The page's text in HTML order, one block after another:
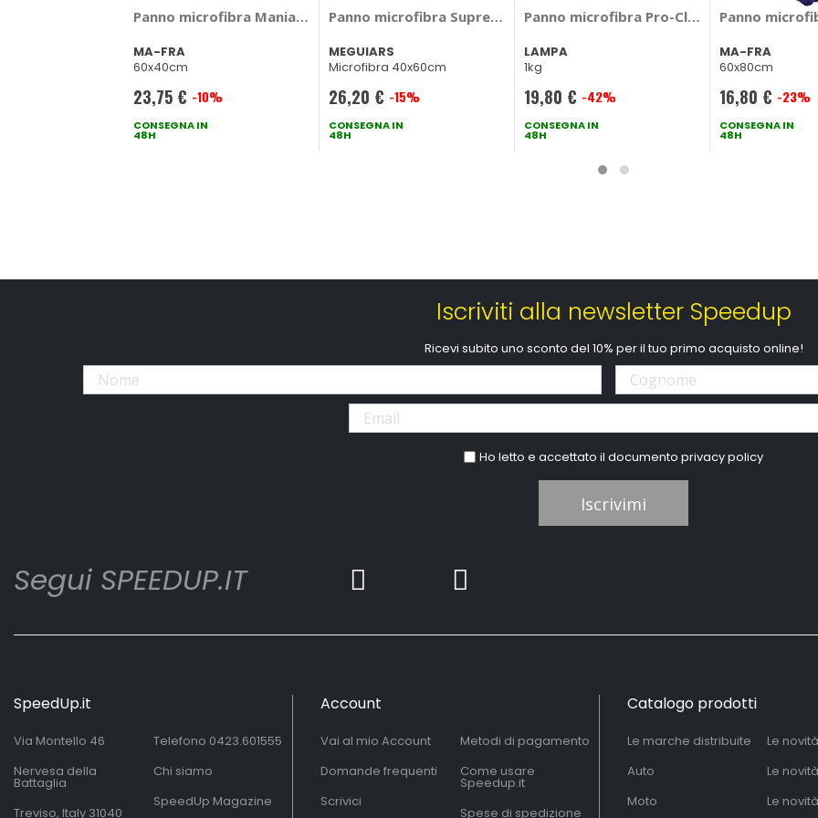
Panno microfibra Maniac - All Round Ultimate Innovative Microfiber Cloths - MA-FRA
MA-FRA
60x40cm
Prezzo
speciale
23,75 € -10%
CONSEGNA IN
48H
Panno microfibra Supreme Shine Microfiber Towel - MEGUIARS
MEGUIARS
Microfibra 40x60cm
Prezzo
speciale
26,20 € -15%
CONSEGNA IN
48H
Panno microfibra Pro-Clean - LAMPA
LAMPA
1kg
Prezzo
speciale
19,80 € -42%
CONSEGNA IN
48H
Panno
MA-FRA
60x80cm
Prezzo
speciale
16,80 € -23%
CONSEGNA IN
48H
Iscriviti alla newsletter Speedup
Ricevi subito uno sconto del 10% per il tuo primo acquisto online!
Ho letto e accettato il documentoprivacy policy
Iscrivimi
Segui SPEEDUP.IT
SpeedUp.it
Via Montello 46
Nervesa della
Battaglia
Treviso, Italy 31040
Telefono 0423.601555
Chi siamo
SpeedUp Magazine
Account
Vai al mio Account
Domande frequenti
Scrivici
Metodi di pagamento
Come usare
Speedup.it
Spese di spedizione
Catalogo prodotti
Le marche distribuite
Auto
Moto
Le
Le
Le